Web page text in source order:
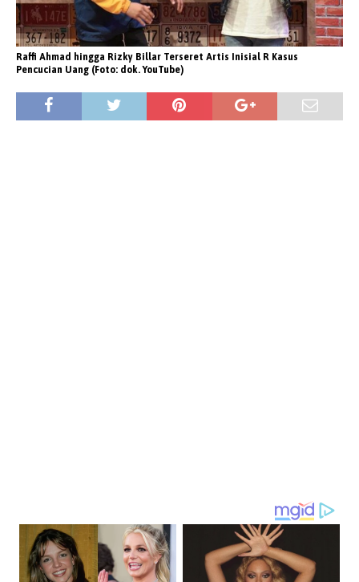
Raffi Ahmad hingga Rizky Billar Terseret Artis Inisial R Kasus
Pencucian Uang (Foto: dok. YouTube)